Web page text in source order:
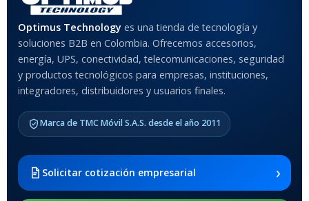
Anti-Shock
MODELO DE TABLETS
COMPATIBLES
2021 SM-x200 / Samsung
Galaxy Tab A8 10.5 2021 SM-
x205
Optimus Technology es una tienda de tecnología y
soluciones B2B en Colombia. Ofrecemos accesorios,
energía, UPS, conectividad, telecomunicaciones, seguridad
y productos tecnológicos para empresas, instituciones,
integradores, distribuidores y usuarios finales.
Marca de TMC Móvil S.A.S. desde el año 2011
Solicitar cotización empresarial ›